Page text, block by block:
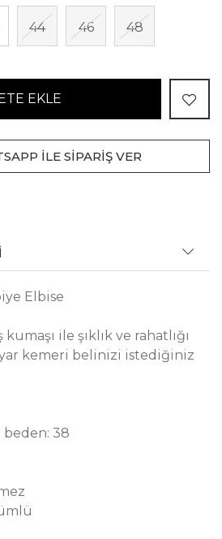
44 46 48
EKLE
İLE SİPARİŞ VER
Elbise
ile şıklık ve rahatlığı
kemeri belinizi istediğiniz
38